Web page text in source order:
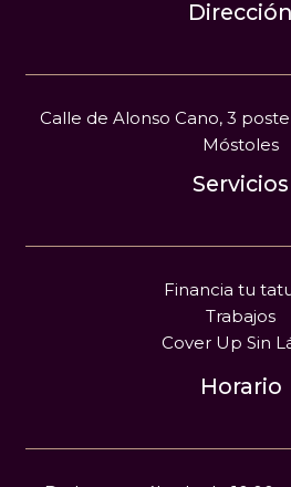
Dirección
Calle de Alonso Cano, 3
Móstoles
Servicios
Financia tu
Trabajos
Cover Up Sin
Horario